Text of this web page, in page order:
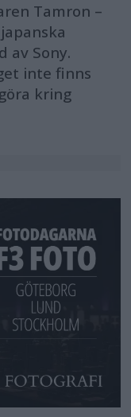
Tamron –
av Sony.
inte finns
kring